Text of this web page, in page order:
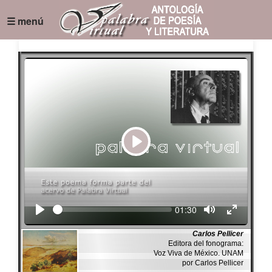
☰ menú
Play
Seek Current
01:30
Carlos Pellicer
Editora del fonograma:
Voz Viva de México. UNAM
por Carlos Pellicer